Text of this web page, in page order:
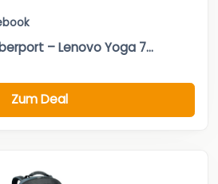
– Lenovo Yoga 7...
Zum Deal